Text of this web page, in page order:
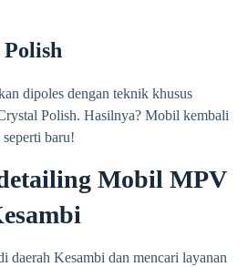
dipoles dengan teknik khusus
Polish. Hasilnya? Mobil kembali
baru!
Mobil MPV
daerah Kesambi dan mencari layanan